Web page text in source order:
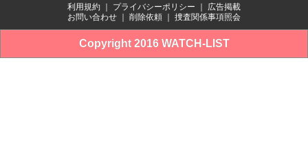
利用規約 ｜ プライバシーポリシー ｜ 広告掲載
お問い合わせ ｜ 削除依頼 ｜ 捜査関係事項照会
Copyright 2016 WATCH-LIST